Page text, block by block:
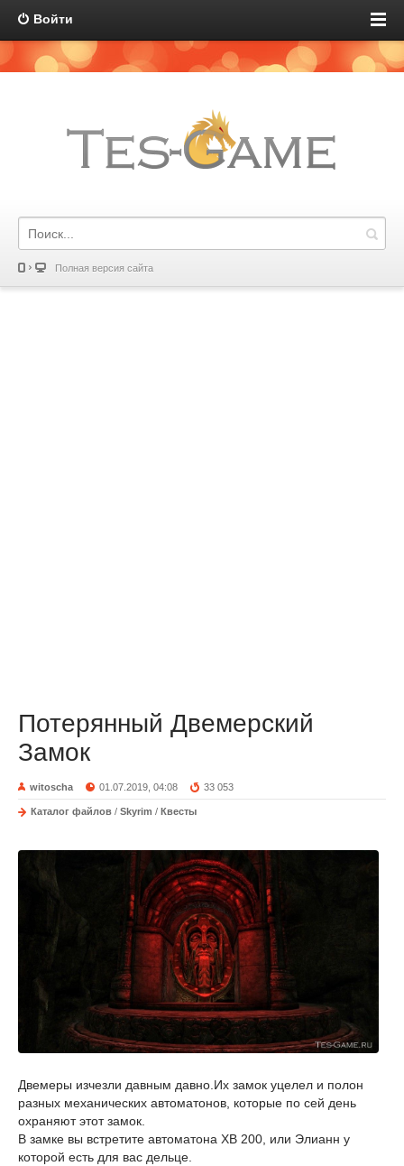
Войти
Полная версия сайта
Потерянный Двемерский
Замок
witoscha 01.07.2019, 04:08 33 053
Каталог файлов / Skyrim / Квесты
Двемеры изчезли давным давно.Их замок уцелел и полон
разных механических автоматонов, которые по сей день
охраняют этот замок.
В замке вы встретите автоматона ХВ 200, или Элианн у
которой есть для вас дельце.